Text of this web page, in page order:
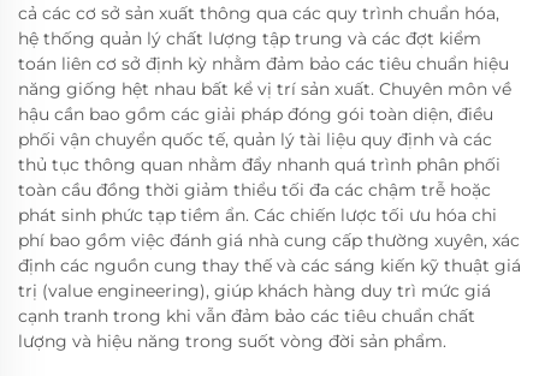
cả các cơ sở sản xuất thông qua các quy trình chuẩn hóa,
hệ thống quản lý chất lượng tập trung và các đợt kiểm
toán liên cơ sở định kỳ nhằm đảm bảo các tiêu chuẩn hiệu
năng giống hệt nhau bất kể vị trí sản xuất. Chuyên môn về
hậu cần bao gồm các giải pháp đóng gói toàn diện, điều
phối vận chuyển quốc tế, quản lý tài liệu quy định và các
thủ tục thông quan nhằm đẩy nhanh quá trình phân phối
toàn cầu đồng thời giảm thiểu tối đa các chậm trễ hoặc
phát sinh phức tạp tiềm ẩn. Các chiến lược tối ưu hóa chi
phí bao gồm việc đánh giá nhà cung cấp thường xuyên, xác
định các nguồn cung thay thế và các sáng kiến kỹ thuật giá
trị (value engineering), giúp khách hàng duy trì mức giá
cạnh tranh trong khi vẫn đảm bảo các tiêu chuẩn chất
lượng và hiệu năng trong suốt vòng đời sản phẩm.